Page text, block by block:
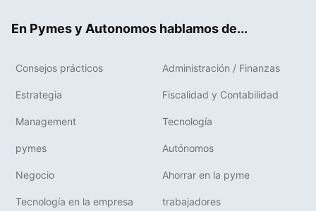
En Pymes y Autonomos hablamos de...
Consejos prácticos Administración / Finanzas
Estrategia Fiscalidad y Contabilidad
Management Tecnología
pymes Autónomos
Negocio Ahorrar en la pyme
Tecnología en la empresa trabajadores